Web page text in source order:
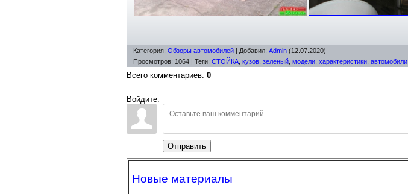
Категория: Обзоры автомобилей Добавил: Admin (12.07.2020)
Просмотров: 1064 Теги: СТОЙКА кузов зеленый модели характеристики автомобили
Всего комментариев: 0
Войдите:
Отправить
Новые материалы